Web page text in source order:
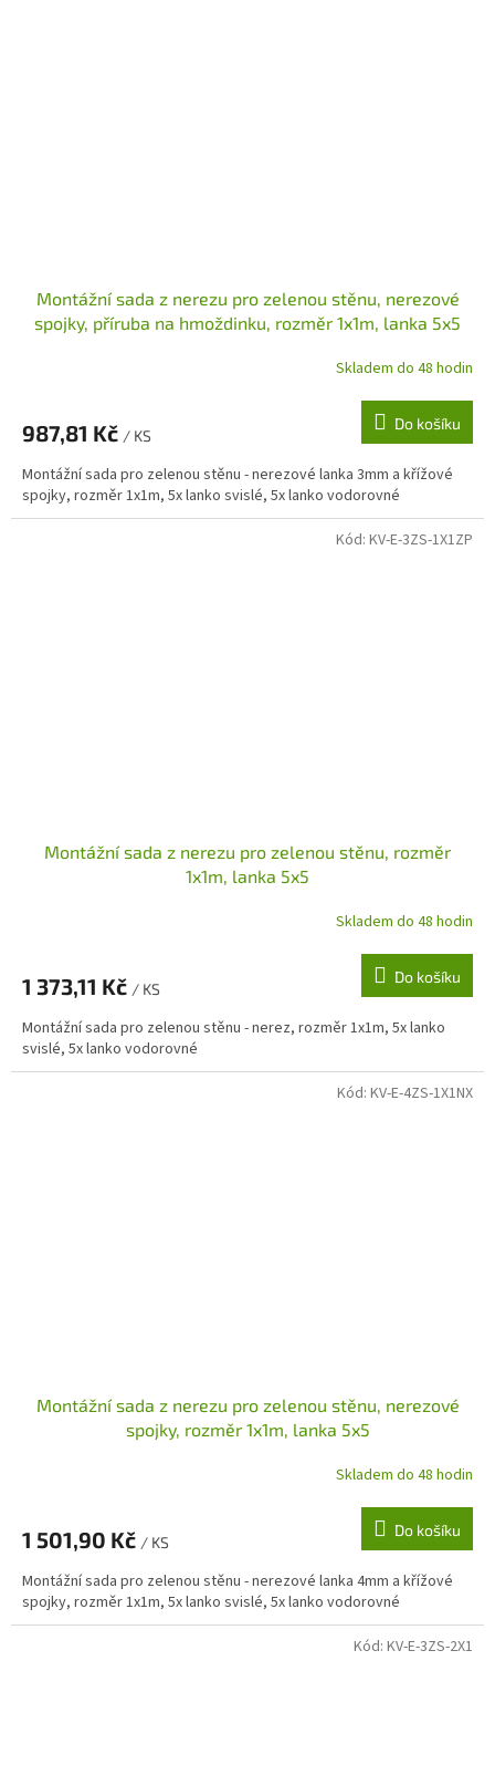
Montážní sada z nerezu pro zelenou stěnu, nerezové
spojky, příruba na hmoždinku, rozměr 1x1m, lanka 5x5
Skladem do 48 hodin
987,81 Kč / KS
Do košíku
Montážní sada pro zelenou stěnu - nerezové lanka 3mm a křížové
spojky, rozměr 1x1m, 5x lanko svislé, 5x lanko vodorovné
Montážní sada z nerezu pro zelenou stěnu, rozměr
1x1m, lanka 5x5
Skladem do 48 hodin
1 373,11 Kč / KS
Do košíku
Montážní sada pro zelenou stěnu - nerez, rozměr 1x1m, 5x lanko
svislé, 5x lanko vodorovné
Kód: KV-E-3ZS-1X1ZP
Montážní sada z nerezu pro zelenou stěnu, nerezové
spojky, rozměr 1x1m, lanka 5x5
Skladem do 48 hodin
1 501,90 Kč / KS
Do košíku
Montážní sada pro zelenou stěnu - nerezové lanka 4mm a křížové
spojky, rozměr 1x1m, 5x lanko svislé, 5x lanko vodorovné
Kód: KV-E-4ZS-1X1NX
Kód: KV-E-3ZS-2X1